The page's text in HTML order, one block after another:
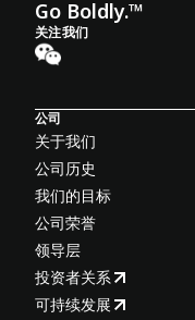
Go Boldly.™
关注我们
公司
关于我们
公司历史
我们的目标
公司荣誉
领导层
投资者关系
可持续发展